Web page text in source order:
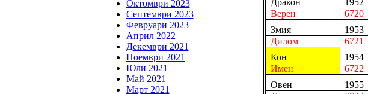
Октомври 2023
Септември 2023
Февруари 2023
Април 2022
Декември 2021
Ноември 2021
Юли 2021
Май 2021
Март 2021
Дракон
1952
Верен
6720
Змия
1953
Дилом
6721
Кон
1954
Имен
6722
Овен
1955